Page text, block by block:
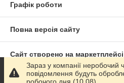
Графік роботи
Повна версія сайту
Сайт створено на маркетплейсі
Політика конфіденційності
Зараз у компанії неробочий
повідомлення будуть